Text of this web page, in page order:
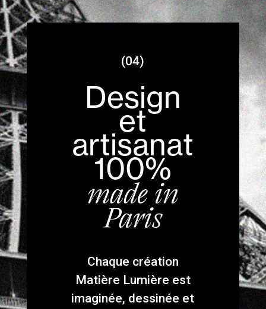
(04)
Design
et
artisanat
100%
made in
Paris
Chaque création
Matière Lumière est
imaginée, dessinée et